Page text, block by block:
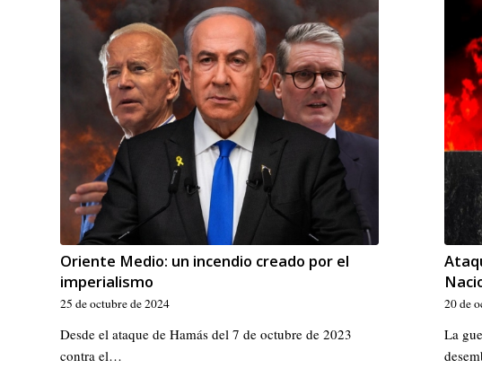
Oriente Medio: un incendio creado por el
imperialismo
25 de octubre de 2024
Desde el ataque de Hamás del 7 de octubre de 2023
contra el…
20 de
La